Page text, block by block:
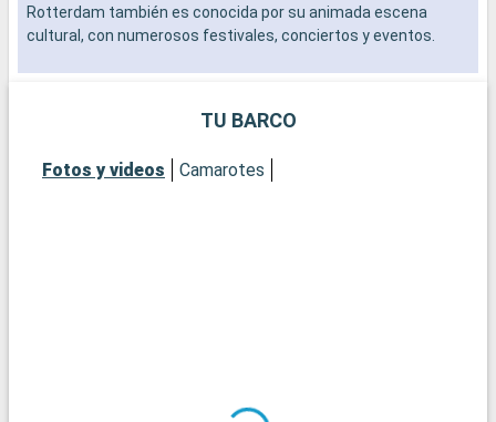
Rotterdam también es conocida por su animada escena
cultural, con numerosos festivales, conciertos y eventos.
TU BARCO
Fotos y videos Camarotes